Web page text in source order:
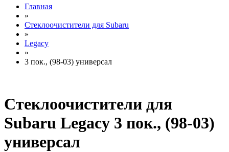
Главная
»
Стеклоочистители для Subaru
»
Legacy
»
3 пок., (98-03) универсал
Стеклоочистители для
Subaru Legacy 3 пок., (98-03)
универсал